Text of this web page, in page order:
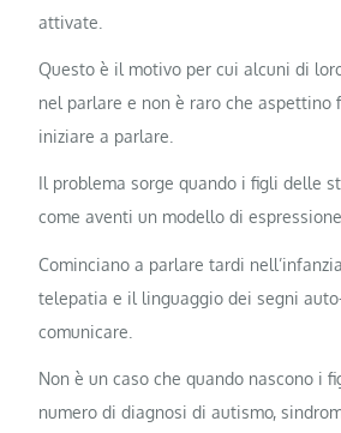
attivate.
Questo è il motivo per cui alcuni di
nel parlare e non è raro che aspettino
iniziare a parlare.
Il problema sorge quando i figli delle
come aventi un modello di espressione
Cominciano a parlare tardi
telepatia e il linguaggio dei segni
comunicare.
Non è un caso che quando nascono i
numero di diagnosi di autismo,